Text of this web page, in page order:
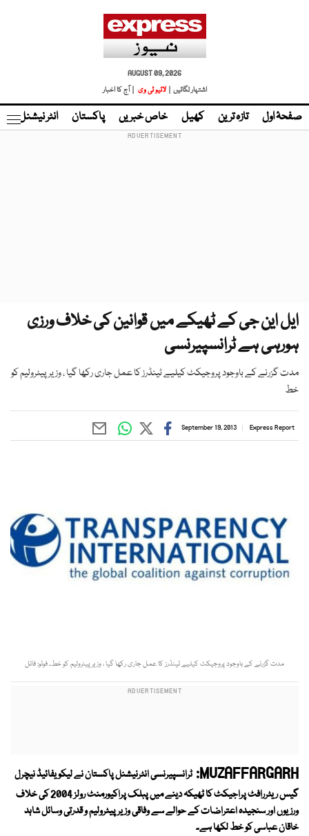
AUGUST 09, 2026
اشتہار لگائیں |
لائیو ٹی وی | آج کا اخبار
صفحۂ اول تازہ ترین کھیل خاص خبریں پاکستان انٹر نیشنل
ایل این جی کے ٹھیکے میں قوانین کی خلاف ورزی
ہورہی ہے ٹرانسپیرنسی
مدت گزرنے کے باوجود پروجیکٹ کیلیے ٹینڈرز کا عمل جاری رکھا گیا ، وزیر پیٹرولیم کو
خط
Express Report
September 19, 2013
مدت گزرنے کے باوجود پروجیکٹ کیلیے ٹینڈرز کا عمل جاری رکھا گیا ، وزیر پیٹرولیم کو خط۔ فوٹو: فائل
MUZAFFARGARH: ٹرانسپیرنسی انٹرنیشنل پاکستان نے لیکویفائیڈ نیچرل
گیس ریٹررافٹ پراجیکٹ کا ٹھیکہ دینے میں پبلک پراکیورمنٹ رولز 2004 کی خلاف
ورزیوں اور سنجیدہ اعتراضات کے حوالے سے وفاقی وزیر پیٹرولیم و قدرتی وسائل شاہد
خاقان عباسی کو خط لکھا ہے۔